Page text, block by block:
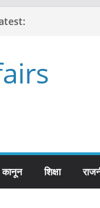
कानून शिक्षा